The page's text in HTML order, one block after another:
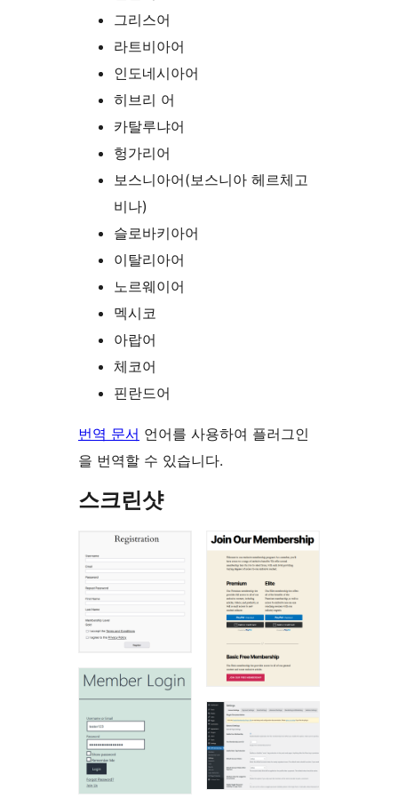
그리스어
라트비아어
인도네시아어
히브리 어
카탈루냐어
헝가리어
보스니아어(보스니아 헤르체고
비나)
슬로바키아어
이탈리아어
노르웨이어
멕시코
아랍어
체코어
핀란드어
번역 문서 언어를 사용하여 플러그인
을 번역할 수 있습니다.
스크린샷